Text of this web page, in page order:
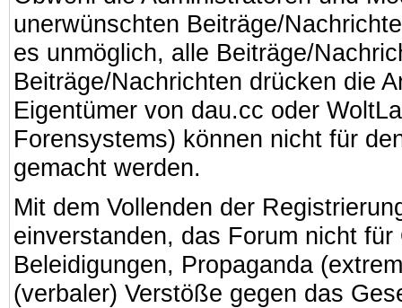
unerwünschten Beiträge/
es unmöglich, alle Beiträge/
Beiträge/Nachrichten drücken die
Eigentümer von dau.cc oder
Forensystems) können nicht für
gemacht werden.
Mit dem Vollenden der
einverstanden, das Forum nicht
Beleidigungen, Propaganda
(verbaler) Verstöße gegen das